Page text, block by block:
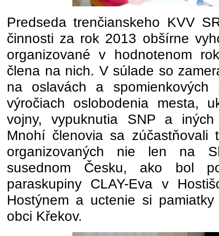
Predseda trenčianskeho KVV
činnosti za rok 2013 obšírne
organizované v hodnotenom
člena na nich. V súlade so
na oslavách a spomienkových
výročiach oslobodenia mesta,
vojny, vypuknutia SNP a iných
Mnohí členovia sa zúčastňovali
organizovaných nie len na
susednom Česku, ako bol
paraskupiny CLAY-Eva v
Hostýnem a uctenie si
obci Křekov.